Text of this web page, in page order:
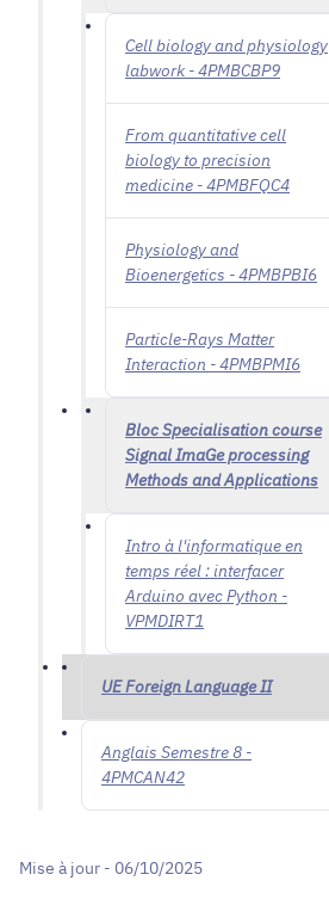
Cell biology and physiology
labwork - 4PMBCBP9
From quantitative cell
biology to precision
medicine - 4PMBFQC4
Physiology and
Bioenergetics - 4PMBPBI6
Particle-Rays Matter
Interaction - 4PMBPMI6
Bloc Specialisation course
Signal ImaGe processing
Methods and Applications
Intro à l'informatique en
temps réel : interfacer
Arduino avec Python -
VPMDIRT1
UE Foreign Language II
Anglais Semestre 8 -
4PMCAN42
Mise à jour - 06/10/2025